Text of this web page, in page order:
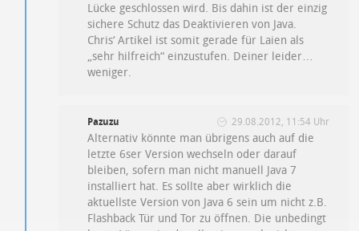
Lücke geschlossen wird. Bis dahin ist der einzig
sichere Schutz das Deaktivieren von Java.
Chris‘ Artikel ist somit gerade für Laien als
„sehr hilfreich“ einzustufen. Deiner leider…
weniger.
Pazuzu 29.08.2012, 11:54 Uhr
Alternativ könnte man übrigens auch auf die
letzte 6ser Version wechseln oder darauf
bleiben, sofern man nicht manuell Java 7
installiert hat. Es sollte aber wirklich die
aktuellste Version von Java 6 sein um nicht z.B.
Flashback Tür und Tor zu öffnen. Die unbedingt